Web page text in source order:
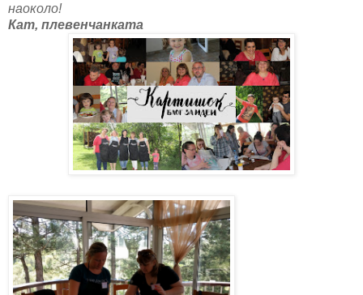
наоколо!
Кат, плевенчанката